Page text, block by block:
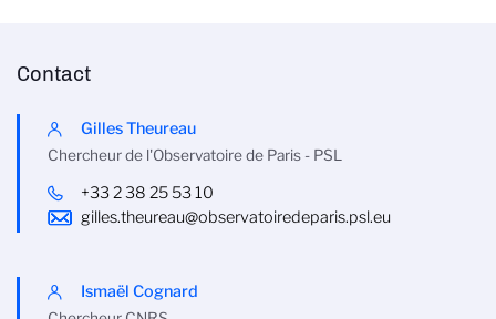
Contact
Gilles Theureau
Chercheur de l'Observatoire de Paris - PSL
+33 2 38 25 53 10
gilles.theureau@observatoiredeparis.psl.eu
Ismaël Cognard